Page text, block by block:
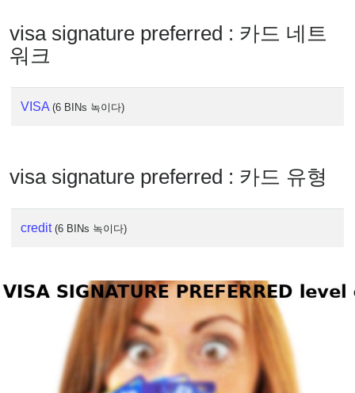
visa signature preferred : 카드 네트
워크
VISA (6 BINs 녹이다)
visa signature preferred : 카드 유형
credit (6 BINs 녹이다)